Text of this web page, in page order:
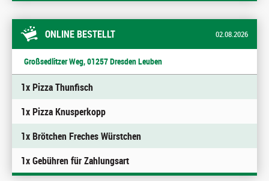
ONLINE BESTELLT 02.08.2026
Großsedlitzer Weg, 01257 Dresden Leuben
1x Pizza Thunfisch
1x Pizza Knusperkopp
1x Brötchen Freches Würstchen
1x Gebühren für Zahlungsart